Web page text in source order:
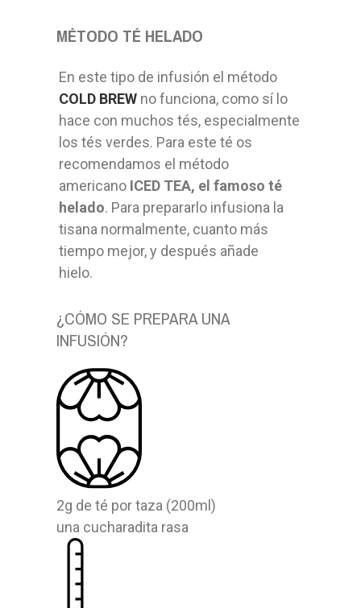
MÉTODO TÉ HELADO
En este tipo de infusión el método
COLD BREW no funciona, como sí lo
hace con muchos tés, especialmente
los tés verdes. Para este té os
recomendamos el método
americano ICED TEA, el famoso té
helado. Para prepararlo infusiona la
tisana normalmente, cuanto más
tiempo mejor, y después añade
hielo.
¿CÓMO SE PREPARA UNA
INFUSIÓN?
2g de té por taza (200ml)
una cucharadita rasa